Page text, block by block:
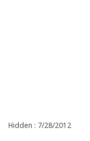
Hidden : 7/28/2012